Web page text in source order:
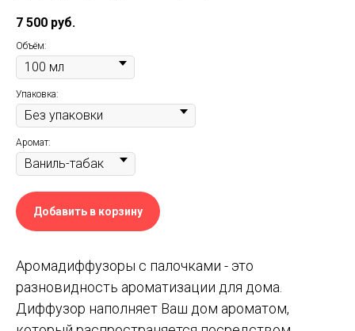
7 500 руб.
Объём:
Упаковка:
Аромат:
Добавить в корзину
Аромадиффузоры с палочками - это
разновидность ароматизации для дома.
Диффузор наполняет Ваш дом ароматом,